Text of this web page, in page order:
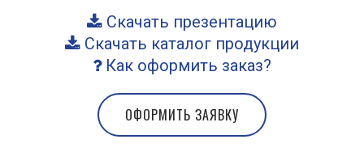
Скачать презентацию
Скачать каталог продукции
Как оформить заказ?
ОФОРМИТЬ ЗАЯВКУ